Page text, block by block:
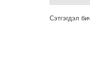
Сэтгэгдэл